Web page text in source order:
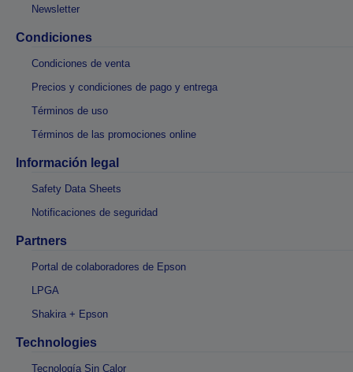
Newsletter
Condiciones
Condiciones de venta
Precios y condiciones de pago y entrega
Términos de uso
Términos de las promociones online
Información legal
Safety Data Sheets
Notificaciones de seguridad
Partners
Portal de colaboradores de Epson
LPGA
Shakira + Epson
Technologies
Tecnología Sin Calor